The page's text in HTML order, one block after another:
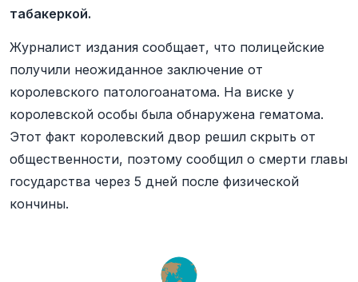
табакеркой.
Журналист издания сообщает, что полицейские
получили неожиданное заключение от
королевского патологоанатома. На виске у
королевской особы была обнаружена гематома.
Этот факт королевский двор решил скрыть от
общественности, поэтому сообщил о смерти главы
государства через 5 дней после физической
кончины.